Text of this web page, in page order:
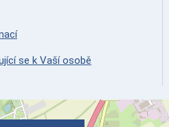
se k Vaší osobě